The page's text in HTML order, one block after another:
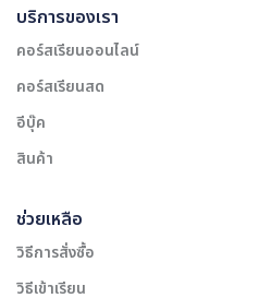
บริการของเรา
คอร์สเรียนออนไลน์
คอร์สเรียนสด
อีบุ๊ค
สินค้า
ช่วยเหลือ
วิธีการสั่งซื้อ
วิธีเข้าเรียน